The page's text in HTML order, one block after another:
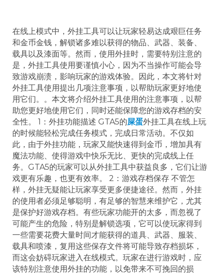
在线上模式中，外挂工具可以让玩家轻易达成艰巨任务
和金币金钱，解锁诸多难以获得的物品、武器、装备、
载具以及漆面等。然而，使用外挂时，需要特别注意的
是，外挂工具使用要谨慎小心，因为不当操作可能会导
致游戏崩溃，影响玩家的游戏体验。因此，本文将针对
外挂工具使用提出几项注意事项，以帮助玩家更好地使
用它们。。本文将介绍外挂工具使用的注意事项，以帮
助您更好地使用它们，同时还能保障您的游戏存档的安
全性。 1：外挂功能描述 GTA5的屎蛋外挂工具在线上玩
的时候能轻松完成任务模式，完成日常活动。不仅如
此，由于外挂功能，玩家又能快速得到金币，增加具有
魔法功能、使得游戏中快乐无比、更快的完成线上任
务。GTA5的玩家可以从外挂工具中获益良多，它们让游
戏更有乐趣，也更有效率。 2：游戏存档保存 不管怎
样，外挂无疑能让玩家享受更多便捷途径。然而，外挂
的使用者必须足够聪明，有足够的智慧来维护它，尤其
是保护好游戏存档。有些玩家功能开的太多，而忽视了
可能产生的危险，特别是解锁选项，它可以使玩家得到
一些需要花费大量时间才能获得的道具、武器、服装、
载具和喷漆，复用这些保存文件将可能导致存档损坏，
而这会妨碍玩家进入在线模式。玩家在进行游戏时，应
该特别注意使用外挂的功能，以免带来不可挽回的损